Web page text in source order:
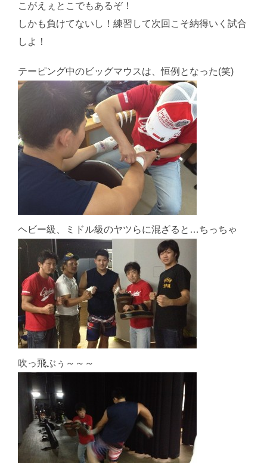
こがえぇとこでもあるぞ！
しかも負けてないし！練習して次回こそ納得いく試合
しよ！
テーピング中のビッグマウスは、恒例となった(笑)
ヘビー級、ミドル級のヤツらに混ざると…ちっちゃ
吹っ飛ぶぅ～～～